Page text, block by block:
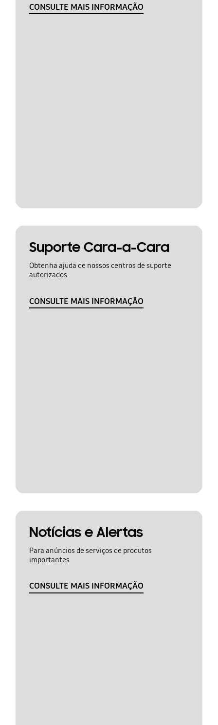
CONSULTE MAIS INFORMAÇÃO
Suporte Cara-a-Cara
Obtenha ajuda de nossos centros de suporte
autorizados
CONSULTE MAIS INFORMAÇÃO
Notícias e Alertas
Para anúncios de serviços de produtos
importantes
CONSULTE MAIS INFORMAÇÃO